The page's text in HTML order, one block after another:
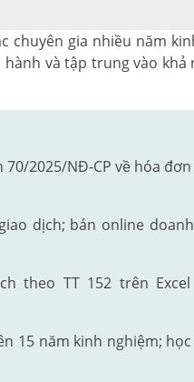
chuyên gia nhiều năm
và tập trung vào khả
2025/NĐ-CP về hóa
dịch; bán online
theo TT 152 trên
15 năm kinh nghiệm;